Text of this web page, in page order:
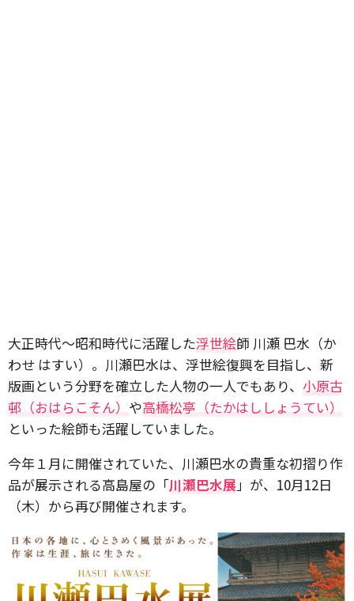
大正時代〜昭和時代に活躍した浮世絵師 川瀬 巴水（か
わせ はすい）。川瀬巴水は、浮世絵復興を目指し、新
版画という分野を確立した人物の一人でもあり、 小原古
邨（おはらこそん） や高橋松亭（たかはししょうてい）
といった絵師も活躍していました。
今年１月に開催されていた、川瀬巴水の貴重な初摺り作
品が展示される高島屋の「川瀬巴水展」が、10月12日
（木）から再び開催されます。